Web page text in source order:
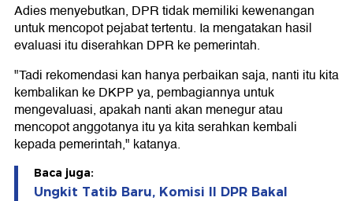
Adies menyebutkan, DPR tidak memiliki kewenangan
untuk mencopot pejabat tertentu. Ia mengatakan hasil
evaluasi itu diserahkan DPR ke pemerintah.
"Tadi rekomendasi kan hanya perbaikan saja, nanti itu kita
kembalikan ke DKPP ya, pembagiannya untuk
mengevaluasi, apakah nanti akan menegur atau
mencopot anggotanya itu ya kita serahkan kembali
kepada pemerintah," katanya.
Baca juga:
Ungkit Tatib Baru, Komisi II DPR Bakal